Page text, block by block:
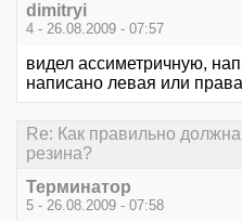
dimitryi
4 - 26.08.2009 - 07:57
видел ассиметричную,
написано левая или
Re: Как правильно
резина?
Терминатор
5 - 26.08.2009 - 07:58